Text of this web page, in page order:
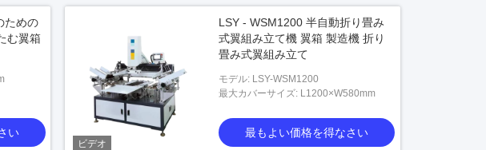
ための
む翼箱
い
ビデオ
LSY - WSM1200 半自動折り畳み
式翼組み立て機 翼箱 製造機 折り
畳み式翼組み立て
モデル: LSY-WSM1200
最大カバーサイズ: L1200×W580mm
最もよい価格を得なさい